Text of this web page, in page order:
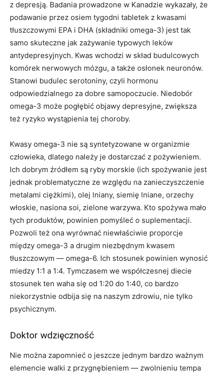
z depresją. Badania prowadzone w Kanadzie wykazały, że
podawanie przez osiem tygodni tabletek z kwasami
tłuszczowymi EPA i DHA (składniki omega-3) jest tak
samo skuteczne jak zażywanie typowych leków
antydepresyjnych. Kwas wchodzi w skład budulcowych
komórek nerwowych mózgu, a także osłonek neuronów.
Stanowi budulec serotoniny, czyli hormonu
odpowiedzialnego za dobre samopoczucie. Niedobór
omega-3 może pogłębić objawy depresyjne, zwiększa
też ryzyko wystąpienia tej choroby.
Kwasy omega-3 nie są syntetyzowane w organizmie
człowieka, dlatego należy je dostarczać z pożywieniem.
Ich dobrym źródłem są ryby morskie (ich spożywanie jest
jednak problematyczne ze względu na zanieczyszczenie
metalami ciężkimi), olej lniany, siemię lniane, orzechy
włoskie, nasiona soi, zielone warzywa. Kto spożywa mało
tych produktów, powinien pomyśleć o suplementacji.
Pozwoli też ona wyrównać niewłaściwie proporcje
między omega-3 a drugim niezbędnym kwasem
tłuszczowym — omega-6. Ich stosunek powinien wynosić
miedzy 1:1 a 1:4. Tymczasem we współczesnej diecie
stosunek ten waha się od 1:20 do 1:40, co bardzo
niekorzystnie odbija się na naszym zdrowiu, nie tylko
psychicznym.
Doktor wdzięczność
Nie można zapomnieć o jeszcze jednym bardzo ważnym
elemencie walki z przygnębieniem — zwolnieniu tempa